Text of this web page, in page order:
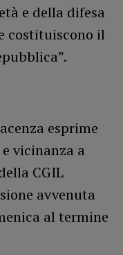
e della difesa
costituiscono il
esprime
vicinanza a
CGIL
avvenuta
al termine